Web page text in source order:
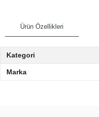
Ürün Özellikleri
Kategori
Marka